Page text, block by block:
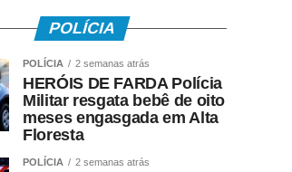
POLÍCIA
POLÍCIA 2 semanas atrás
HERÓIS DE FARDA Polícia
Militar resgata bebê de oito
meses engasgada em Alta
Floresta
POLÍCIA 2 semanas atrás